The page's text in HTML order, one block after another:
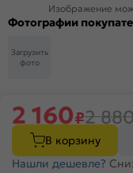
Изображение
Фотографии
Загрузить
фото
2 160₽2
В корзину
Нашли дешевле?